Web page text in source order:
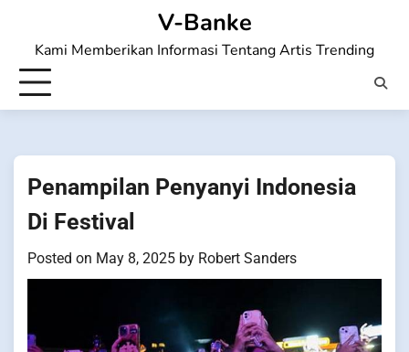
content
V-Banke
Kami Memberikan Informasi Tentang Artis Trending
Penampilan Penyanyi Indonesia
Di Festival
Posted on May 8, 2025 by Robert Sanders